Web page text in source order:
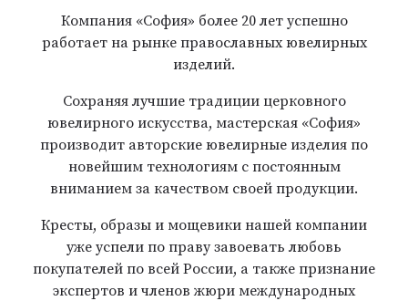
Компания «София» более 20 лет успешно
работает на рынке православных ювелирных
изделий.
Сохраняя лучшие традиции церковного
ювелирного искусства, мастерская «София»
производит авторские ювелирные изделия по
новейшим технологиям с постоянным
вниманием за качеством своей продукции.
Кресты, образы и мощевики нашей компании
уже успели по праву завоевать любовь
покупателей по всей России, а также признание
экспертов и членов жюри международных